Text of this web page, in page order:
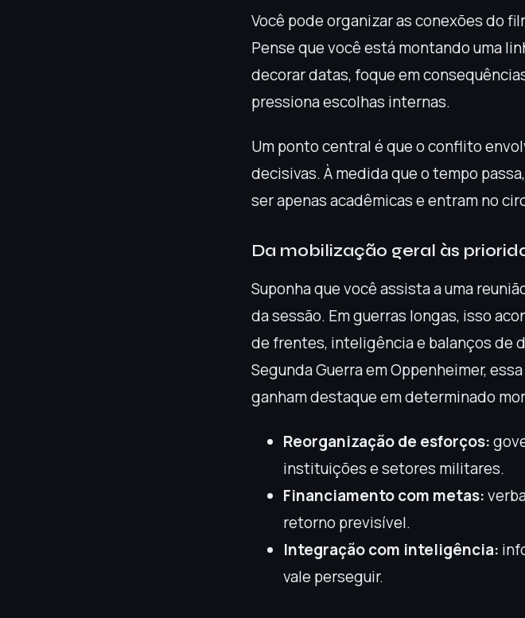
Você pode organizar as conexões do
Pense que você está montando uma
decorar datas, foque em
pressiona escolhas internas.
Um ponto central é que o conflito
decisivas. À medida que o tempo
ser apenas acadêmicas e entram no
Da mobilização geral às
Suponha que você assista a uma
da sessão. Em guerras longas, isso
de frentes, inteligência e balanços de
Segunda Guerra em Oppenheimer,
ganham destaque em determinado
Reorganização de esforços:
instituições e setores militares.
Financiamento com metas:
retorno previsível.
Integração com inteligência:
vale perseguir.